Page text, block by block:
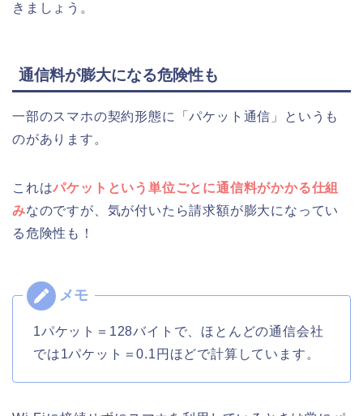
きましょう。
通信料が膨大になる危険性も
一部のスマホの契約形態に「パケット通信」というも
のがあります。
これはパケットという単位ごとに通信料がかかる仕組
みなのですが、気が付いたら請求額が膨大になってい
る危険性も！
1パケット＝128バイトで、ほとんどの通信会社
では1パケット＝0.1円ほどで計算しています。